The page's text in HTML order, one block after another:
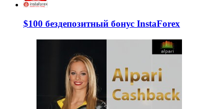
$100 бездепозитный бонус InstaForex